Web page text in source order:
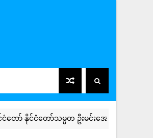
င်ငံတော်သမ္မတ ဦးမင်းအောင်လှိုင် ဦးဆောင်သ